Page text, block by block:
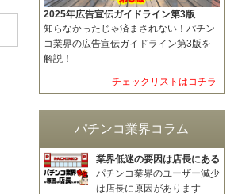
2025年広告宣伝ガイドライン第3版
知らなかったじゃ済まされない！パチン
コ業界の広告宣伝ガイドライン第3版を
解説！
-チェックリストはコチラ-
パチンコ業界コラム
業界低迷の要因は店長にある
パチンコ業界のユーザー減少
は店長に原因があります